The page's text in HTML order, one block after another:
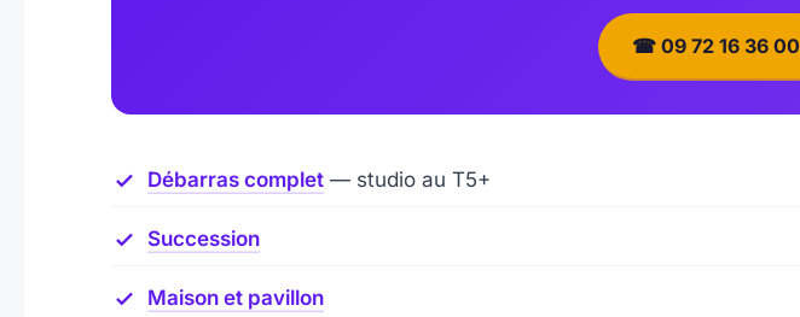
☎ 09 72 16 36 00
Débarras complet — studio au T5+
Succession
Maison et pavillon